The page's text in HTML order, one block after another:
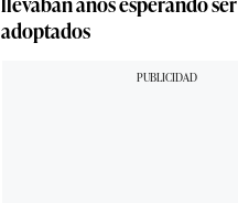
adoptados